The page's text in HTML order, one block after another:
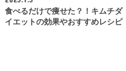
食べるだけで痩せた？！キムチダ
イエットの効果やおすすめレシピ